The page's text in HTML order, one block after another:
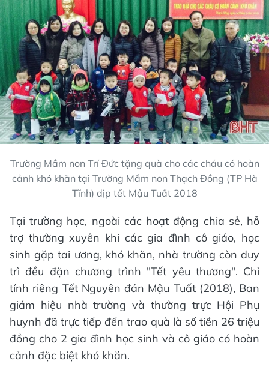
Trường Mầm non Trí Đức tặng quà cho các cháu có hoàn
cảnh khó khăn tại Trường Mầm non Thạch Đồng (TP Hà
Tĩnh) dịp tết Mậu Tuất 2018
Tại trường học, ngoài các hoạt động chia sẻ, hỗ
trợ thường xuyên khi các gia đình cô giáo, học
sinh gặp tai ương, khó khăn, nhà trường còn duy
trì đều đặn chương trình "Tết yêu thương". Chỉ
tính riêng Tết Nguyên đán Mậu Tuất (2018), Ban
giám hiệu nhà trường và thường trực Hội Phụ
huynh đã trực tiếp đến trao quà là số tiền 26 triệu
đồng cho 2 gia đình học sinh và cô giáo có hoàn
cảnh đặc biệt khó khăn.